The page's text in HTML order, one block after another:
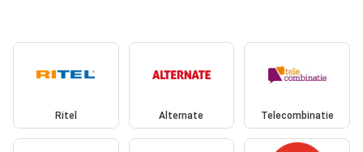
Ritel Alternate Telecombinatie